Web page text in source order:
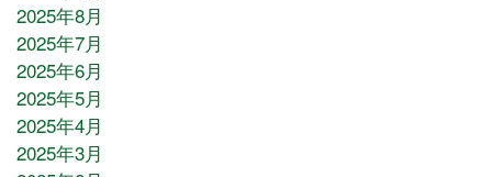
2025年8月
2025年7月
2025年6月
2025年5月
2025年4月
2025年3月